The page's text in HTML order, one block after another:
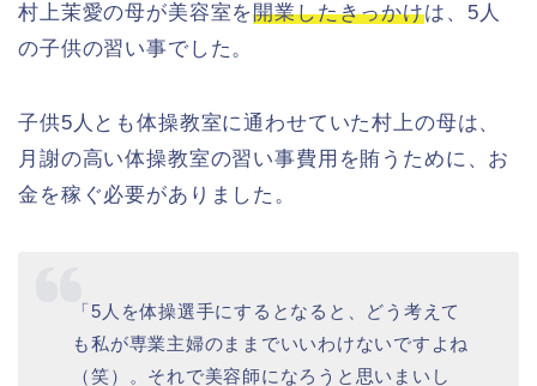
村上茉愛の母が美容室を開業したきっかけは、5人
の子供の習い事でした。
子供5人とも体操教室に通わせていた村上の母は、
月謝の高い体操教室の習い事費用を賄うために、お
金を稼ぐ必要がありました。
「5人を体操選手にするとなると、どう考えて
も私が専業主婦のままでいいわけないですよね
（笑）。それで美容師になろうと思いまいし